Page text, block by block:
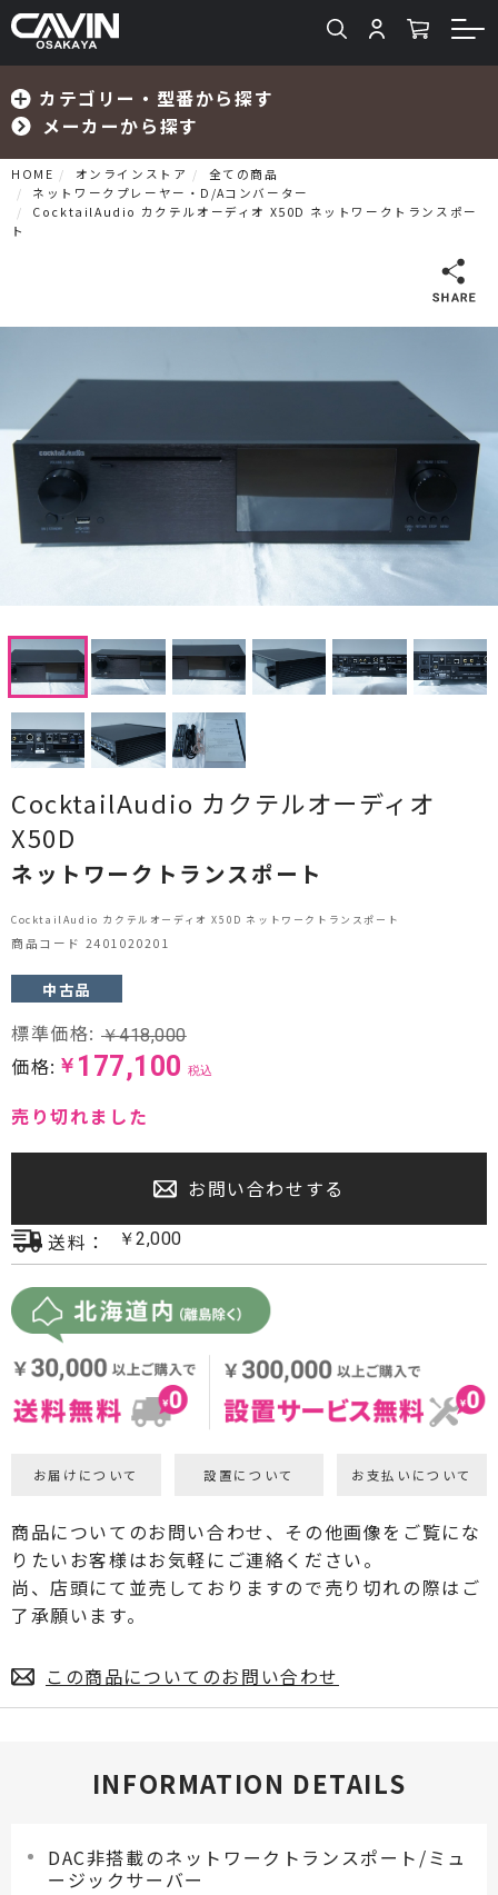
カテゴリー・型番から探す
メーカーから探す
検索
プリアンプ
パワーアンプ
CDプレーヤー・レシーバー
ネットワークプレーヤー・D/Aコンバーター
フォノイコライザー・MCトランス
スピーカー
オーディオアクセサリー
オーディオその他
AVアンプ
ＴＶ・レコーダー・プレーヤー
プロジェクター・スクリーン
サウンドバー・アンプ内蔵型スピーカー
センタースピーカー・サブウーファー
HOME オンラインストア
全ての商品
ネットワークプレーヤー・D/Aコンバーター
CocktailAudio カクテルオーディオ X50D ネットワークトランスポー
ト
CocktailAudio カクテルオーディオ
X50D
ネットワークトランスポート
CocktailAudio カクテルオーディオ X50D ネットワークトランスポート
商品コード 2401020201
中古品
標準価格: ￥418,000
価格: ￥ 177,100 税込
売り切れました
お問い合わせする
送料：
￥2,000
お届けについて 設置について お支払いについて
商品についてのお問い合わせ、その他画像をご覧にな
りたいお客様はお気軽にご連絡ください。
尚、店頭にて並売しておりますので売り切れの際はご
了承願います。
この商品についてのお問い合わせ
INFORMATION DETAILS
DAC非搭載のネットワークトランスポート/ミュ
ージックサーバー